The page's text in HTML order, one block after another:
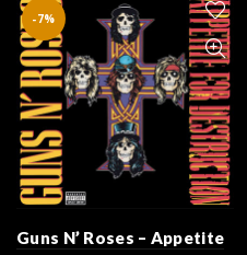
-7%
Guns N’ Roses – Appetite